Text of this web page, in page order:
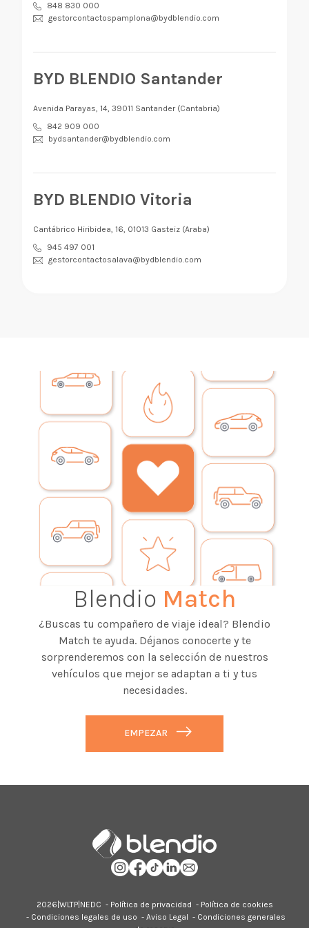
848 830 000
gestorcontactospamplona@bydblendio.com
BYD BLENDIO Santander
Avenida Parayas, 14, 39011 Santander (Cantabria)
842 909 000
bydsantander@bydblendio.com
BYD BLENDIO Vitoria
Cantábrico Hiribidea, 16, 01013 Gasteiz (Araba)
945 497 001
gestorcontactosalava@bydblendio.com
Blendio Match
¿Buscas tu compañero de viaje ideal? Blendio
Match te ayuda. Déjanos conocerte y te
sorprenderemos con la selección de nuestros
vehículos que mejor se adaptan a ti y tus
necesidades.
EMPEZAR
2026| WLTP| NEDC - Política de privacidad - Política de cookies
- Condiciones legales de uso - Aviso Legal - Condiciones generales